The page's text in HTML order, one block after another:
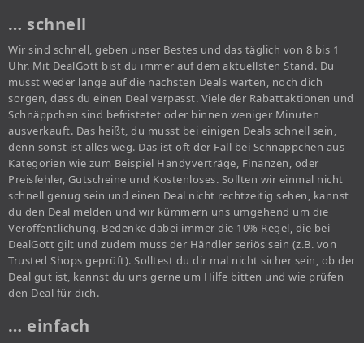
… schnell
Wir sind schnell, geben unser Bestes und das täglich von 8 bis 1
Uhr. Mit DealGott bist du immer auf dem aktuellsten Stand. Du
musst weder lange auf die nächsten Deals warten, noch dich
sorgen, dass du einen Deal verpasst. Viele der Rabattaktionen und
Schnäppchen sind befristetet oder binnen weniger Minuten
ausverkauft. Das heißt, du musst bei einigen Deals schnell sein,
denn sonst ist alles weg. Das ist oft der Fall bei Schnäppchen aus
Kategorien wie zum Beispiel Handyverträge, Finanzen, oder
Preisfehler, Gutscheine und Kostenloses. Sollten wir einmal nicht
schnell genug sein und einen Deal nicht rechtzeitig sehen, kannst
du den Deal melden und wir kümmern uns umgehend um die
Veröffentlichung. Bedenke dabei immer die 10% Regel, die bei
DealGott gilt und zudem muss der Händler seriös sein (z.B. von
Trusted Shops geprüft). Solltest du dir mal nicht sicher sein, ob der
Deal gut ist, kannst du uns gerne um Hilfe bitten und wie prüfen
den Deal für dich.
… einfach